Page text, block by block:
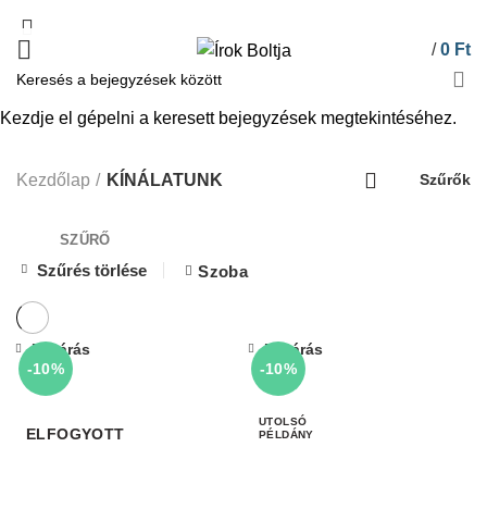
/ 0 Ft
KÍNÁLATUNK
Kezdőlap KÍNÁLATUNK Szűrők
SZŰRŐ
Szűrés törlése Szoba
-10%
ELFOGYOTT
Bezárás
-10%
Bezárás
Kezdje el gépelni a keresett bejegyzések megtekintéséhez.